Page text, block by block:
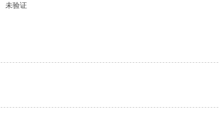
未验证